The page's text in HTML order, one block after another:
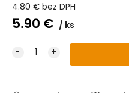
4.80 € bez DPH
5.90 € ks